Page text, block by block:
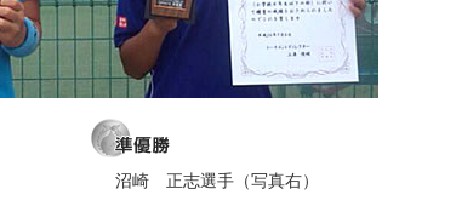
沼崎 正志選手（写真右）